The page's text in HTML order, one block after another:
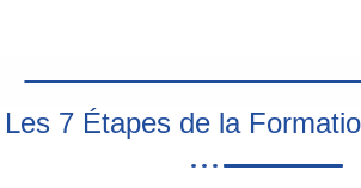
Les 7 Étapes de la